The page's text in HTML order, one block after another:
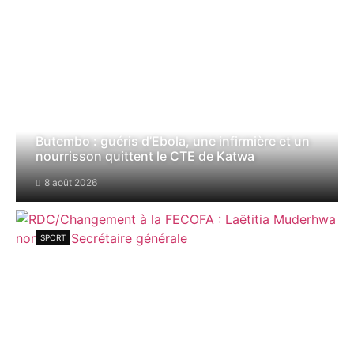
Butembo : guéris d’Ebola, une infirmière et un
nourrisson quittent le CTE de Katwa
8 août 2026
SPORT